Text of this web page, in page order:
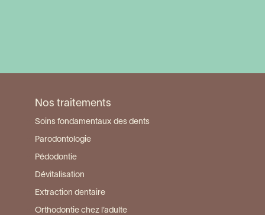
Nos traitements
Soins fondamentaux des dents
Parodontologie
Pédodontie
Dévitalisation
Extraction dentaire
Orthodontie chez l’adulte